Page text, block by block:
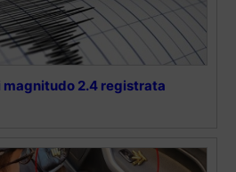
magnitudo 2.4 registrata